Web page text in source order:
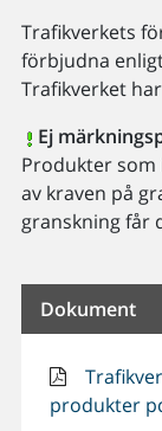
Trafikverkets
förbjudna
Trafikverket
Ej
Produkter
av kraven på
granskning får
Dokument
produkter